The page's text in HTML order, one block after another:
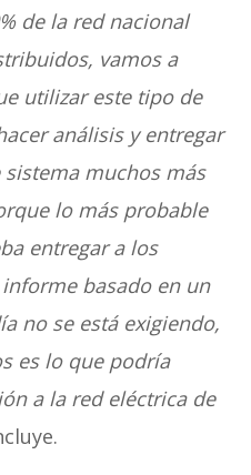
de la red nacional
vamos a
utilizar este tipo de
análisis y entregar
muchos más
lo más probable
entregar a los
basado en un
no se está exigiendo,
es lo que podría
a la red eléctrica de